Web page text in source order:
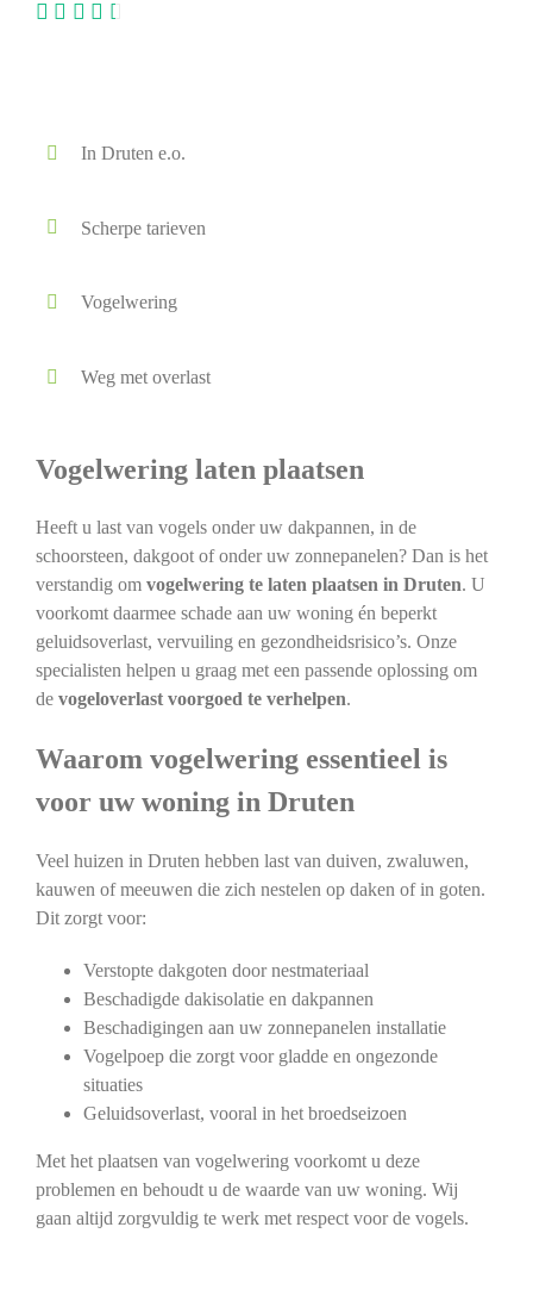
In Druten e.o.
Scherpe tarieven
Vogelwering
Weg met overlast
Vogelwering laten plaatsen
Heeft u last van vogels onder uw dakpannen, in de
schoorsteen, dakgoot of onder uw zonnepanelen? Dan is het
verstandig om vogelwering te laten plaatsen in Druten. U
voorkomt daarmee schade aan uw woning én beperkt
geluidsoverlast, vervuiling en gezondheidsrisico’s. Onze
specialisten helpen u graag met een passende oplossing om
de vogeloverlast voorgoed te verhelpen.
Waarom vogelwering essentieel is
voor uw woning in Druten
Veel huizen in Druten hebben last van duiven, zwaluwen,
kauwen of meeuwen die zich nestelen op daken of in goten.
Dit zorgt voor:
Verstopte dakgoten door nestmateriaal
Beschadigde dakisolatie en dakpannen
Beschadigingen aan uw zonnepanelen installatie
Vogelpoep die zorgt voor gladde en ongezonde
situaties
Geluidsoverlast, vooral in het broedseizoen
Met het plaatsen van vogelwering voorkomt u deze
problemen en behoudt u de waarde van uw woning. Wij
gaan altijd zorgvuldig te werk met respect voor de vogels.